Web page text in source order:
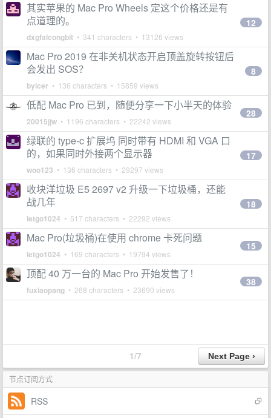
其实苹果的 Mac Pro Wheels 定这个价格还是有
点道理的。
dxgfalcongbit • 341 characters • 13126 views
12
Mac Pro 2019 在非关机状态开启顶盖旋转按钮后
会发出 SOS？
byicer • 136 characters • 15859 views
8
低配 Mac Pro 已到，随便分享一下小半天的体验
20015jjw • 1196 characters • 22242 views
28
绿联的 type-c 扩展坞 同时带有 HDMI 和 VGA 口
的，如果同时外接两个显示器
woo123 • 136 characters • 29297 views
17
收块洋垃圾 E5 2697 v2 升级一下垃圾桶，还能
战几年
letgo1024 • 517 characters • 22292 views
18
Mac Pro(垃圾桶)在使用 chrome 卡死问题
letgo1024 • 169 characters • 19794 views
15
顶配 40 万一台的 Mac Pro 开始发售了！
fuxiaopang • 268 characters • 23690 views
38
1/7
节点订阅方式
RSS